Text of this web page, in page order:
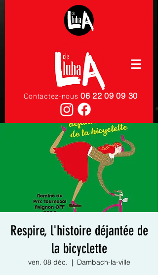
Contactez-nous 06 22 09 09 30
Respire, l'histoire déjantée de
la bicyclette
ven. 08 déc.
  |
Dambach-la-ville